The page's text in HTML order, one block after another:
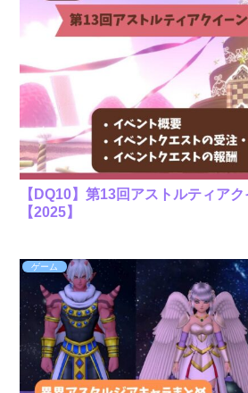
【DQ10】第13回アストルティア
【2025】
ゲーム